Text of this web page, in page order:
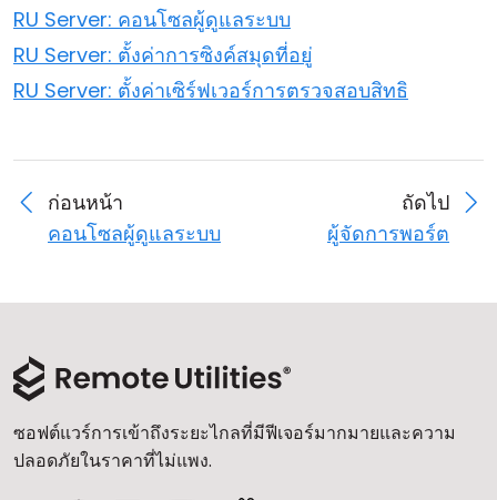
RU Server: คอนโซลผู้ดูแลระบบ
RU Server: ตั้งค่าการซิงค์สมุดที่อยู่
RU Server: ตั้งค่าเซิร์ฟเวอร์การตรวจสอบสิทธิ
ก่อนหน้า
คอนโซลผู้ดูแลระบบ
ถัดไป
ผู้จัดการพอร์ต
ซอฟต์แวร์การเข้าถึงระยะไกลที่มีฟีเจอร์มากมายและความ
ปลอดภัยในราคาที่ไม่แพง.